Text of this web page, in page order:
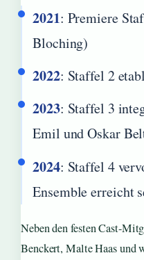
2021: Premiere
Bloching)
2022: Staffel 2
2023: Staffel 3
Emil und Oskar
2024: Staffel 4
Ensemble erreicht
Neben den festen Cast-
Benckert, Malte Haas und